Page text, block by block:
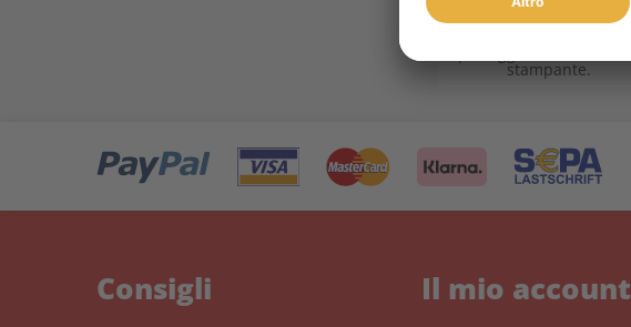
GARANZIA
stampante.
Consigli Il mio account